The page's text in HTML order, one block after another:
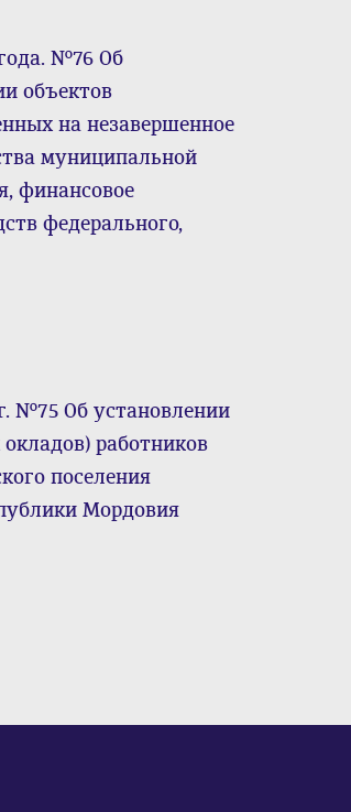
№76 Об
объектов
на незавершенное
муниципальной
финансовое
федерального,
№75 Об установлении
работников
поселения
Мордовия